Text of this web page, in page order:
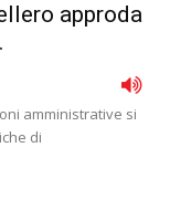
approda
amministrative si
di